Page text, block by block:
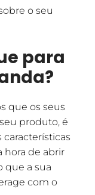
o seu
para
que os seus
produto, é
hora de abrir
que a sua
com o